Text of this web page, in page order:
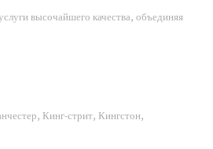
высочайшего качества, объединяя
Кинг-стрит, Кингстон,